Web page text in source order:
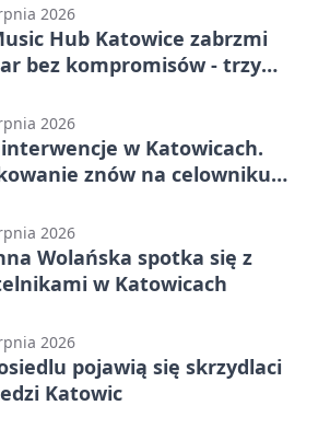
2026
Hub Katowice zabrzmi
bez kompromisów - trzy
2026
interwencje w Katowicach.
znów na celowniku
2026
Wolańska spotka się z
w Katowicach
2026
pojawią się skrzydlaci
Katowic